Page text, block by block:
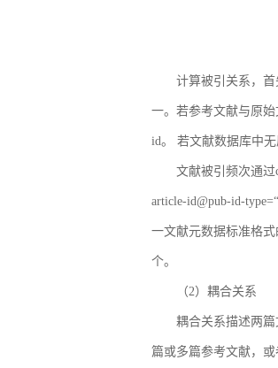
计算被引关系，
一。若参考文献与原
id。 若文献数据库中
文献被引频次通
article-id@pub-id-
一文献元数据标准格
个。
（2）耦合关系
耦合关系描述两
篇或多篇参考文献，